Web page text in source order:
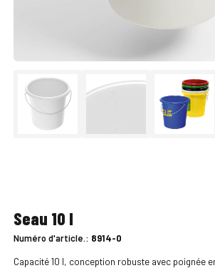
Seau 10 l
Numéro d'article.: 8914-0
Capacité 10 l, conception robuste avec poignée